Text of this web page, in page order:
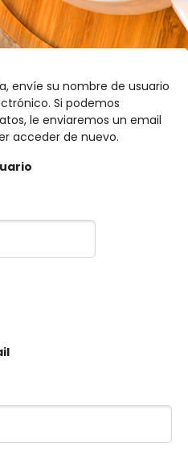
envíe su nombre de usuario
Si podemos
le enviaremos un email
acceder de nuevo.